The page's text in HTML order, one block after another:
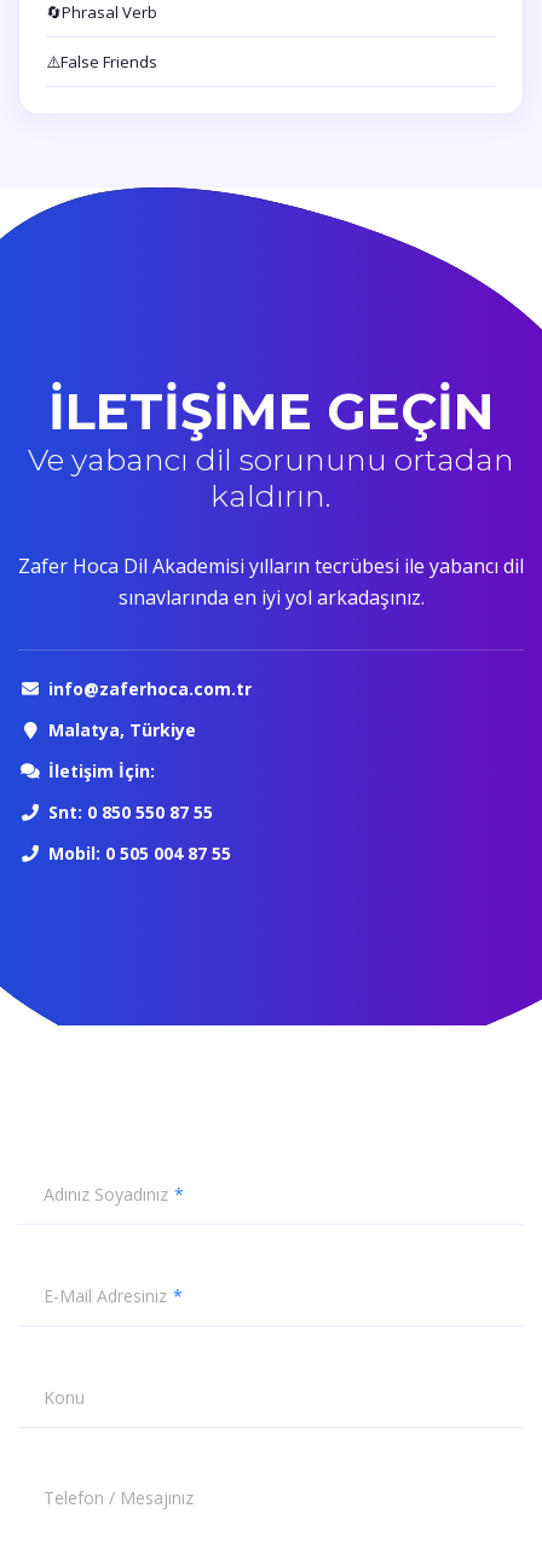
🔄Phrasal Verb
⚠️False Friends
İLETİŞİME GEÇİN
Ve yabancı dil sorununu ortadan
kaldırın.
Zafer Hoca Dil Akademisi yılların tecrübesi ile yabancı dil
sınavlarında en iyi yol arkadaşınız.
info@zaferhoca.com.tr
Malatya, Türkiye
İletişim İçin:
Snt: 0 850 550 87 55
Mobil: 0 505 004 87 55
Adınız Soyadınız
E-Mail Adresiniz
Konu
Telefon / Mesajınız